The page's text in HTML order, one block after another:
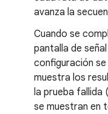
avanza la
Cuando se
pantalla de
configuración se
muestra los
la prueba fallida
se muestran en